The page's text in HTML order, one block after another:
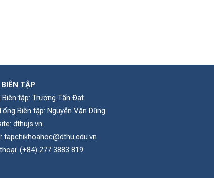
TẬP
Biên tập: Trương Tấn Đạt
Biên tập: Nguyễn Văn Dũng
dthujs.vn
tapchikhoahoc@dthu.edu.vn
(+84) 277 3883 819